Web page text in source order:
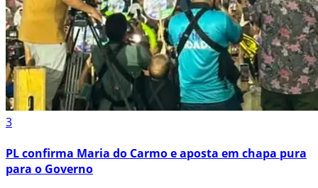
3
PL confirma Maria do Carmo e aposta em chapa pura
para o Governo